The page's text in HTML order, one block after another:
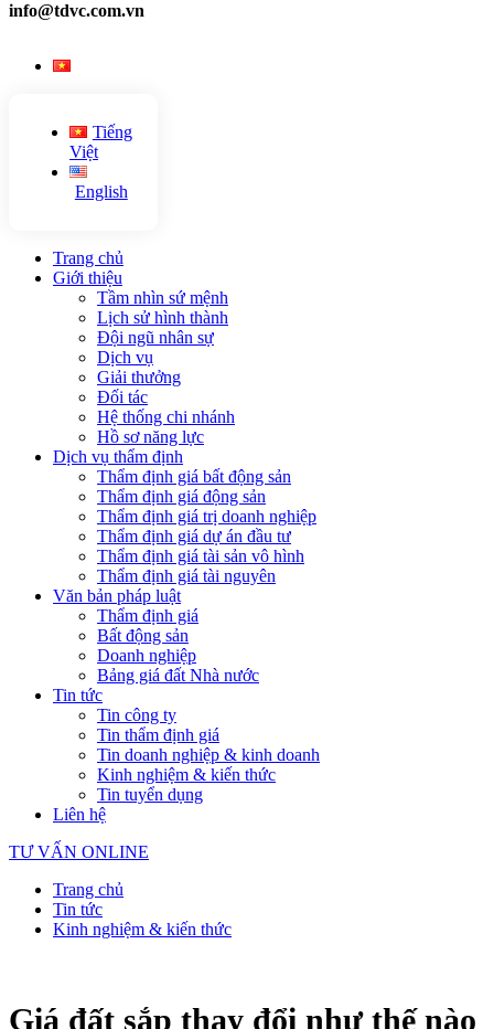
info@tdvc.com.vn
Tiếng
Việt
English
Trang chủ
Giới thiệu
Tầm nhìn sứ mệnh
Lịch sử hình thành
Đội ngũ nhân sự
Dịch vụ
Giải thưởng
Đối tác
Hệ thống chi nhánh
Hồ sơ năng lực
Dịch vụ thẩm định
Thẩm định giá bất động sản
Thẩm định giá động sản
Thẩm định giá trị doanh nghiệp
Thẩm định giá dự án đầu tư
Thẩm định giá tài sản vô hình
Thẩm định giá tài nguyên
Văn bản pháp luật
Thẩm định giá
Bất động sản
Doanh nghiệp
Bảng giá đất Nhà nước
Tin tức
Tin công ty
Tin thẩm định giá
Tin doanh nghiệp & kinh doanh
Kinh nghiệm & kiến thức
Tin tuyển dụng
Liên hệ
TƯ VẤN ONLINE
Trang chủ
Tin tức
Kinh nghiệm & kiến thức
Giá đất sắp thay đổi như thế nào